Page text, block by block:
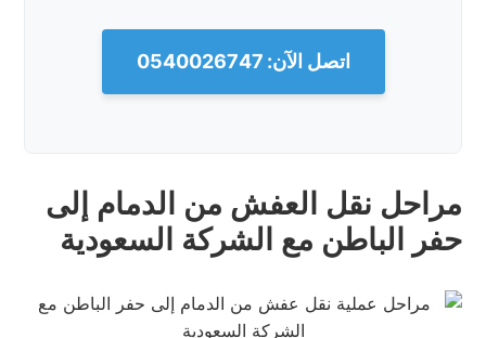
اتصل الآن: 0540026747
مراحل نقل العفش من الدمام إلى
حفر الباطن مع الشركة السعودية